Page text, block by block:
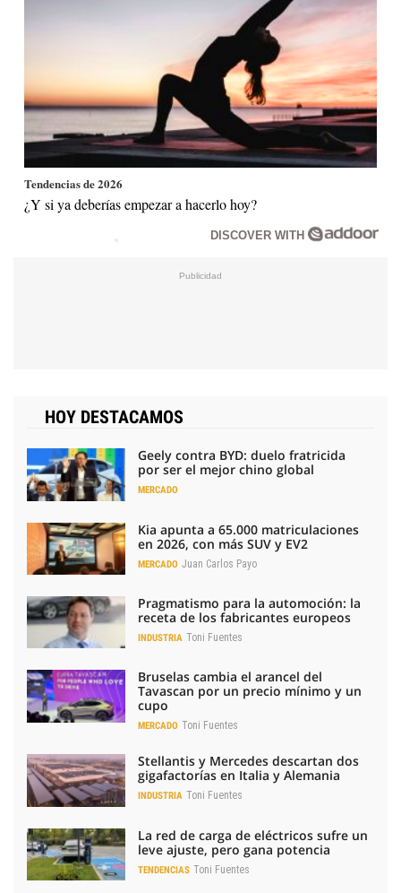
Tendencias de 2026
¿Y si ya deberías empezar a hacerlo hoy?
DISCOVER WITH
HOY DESTACAMOS
Geely contra BYD: duelo fratricida
por ser el mejor chino global
MERCADO
Kia apunta a 65.000 matriculaciones
en 2026, con más SUV y EV2
MERCADO Juan Carlos Payo
Pragmatismo para la automoción: la
receta de los fabricantes europeos
INDUSTRIA Toni Fuentes
Bruselas cambia el arancel del
Tavascan por un precio mínimo y un
cupo
MERCADO Toni Fuentes
Stellantis y Mercedes descartan dos
gigafactorías en Italia y Alemania
INDUSTRIA Toni Fuentes
La red de carga de eléctricos sufre un
leve ajuste, pero gana potencia
TENDENCIAS Toni Fuentes